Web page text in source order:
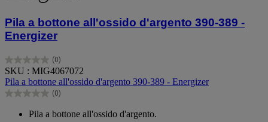
Pila a bottone all'ossido d'argento 390-389 -
Energizer
(0)
0.0
su
5
stelle.
SKU : MIG4067072
Pila a bottone all'ossido d'argento 390-389 - Energizer
(0)
0.0
Pila a bottone all'ossido d'argento.